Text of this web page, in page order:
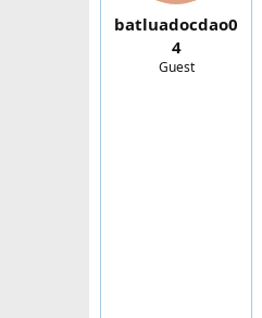
batluadocdao0
4
Guest